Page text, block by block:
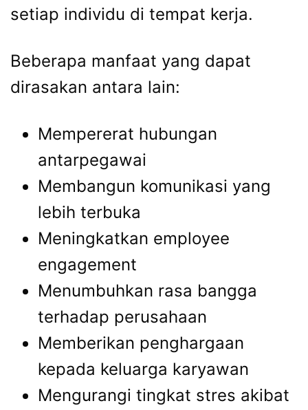
setiap individu di tempat kerja.
Beberapa manfaat yang dapat
dirasakan antara lain:
Mempererat hubungan
antarpegawai
Membangun komunikasi yang
lebih terbuka
Meningkatkan employee
engagement
Menumbuhkan rasa bangga
terhadap perusahaan
Memberikan penghargaan
kepada keluarga karyawan
Mengurangi tingkat stres akibat